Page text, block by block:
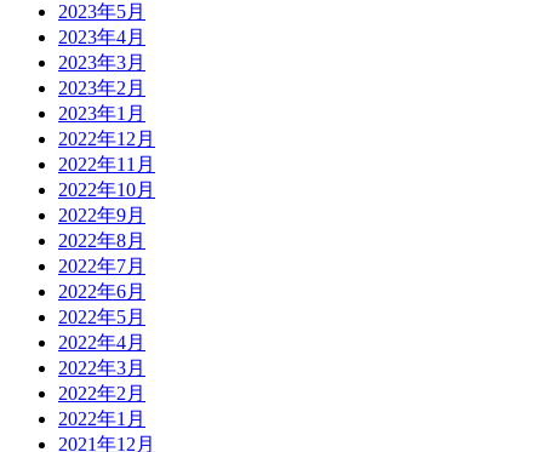
2023年5月
2023年4月
2023年3月
2023年2月
2023年1月
2022年12月
2022年11月
2022年10月
2022年9月
2022年8月
2022年7月
2022年6月
2022年5月
2022年4月
2022年3月
2022年2月
2022年1月
2021年12月